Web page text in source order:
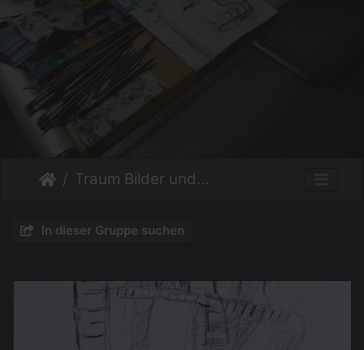
Traum Bilder und anderes
In dieser Gruppe suchen